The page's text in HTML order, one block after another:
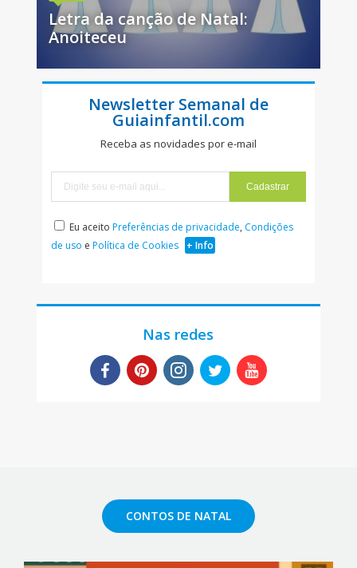
Letra da canção de Natal:
Anoiteceu
Newsletter Semanal de
Guiainfantil.com
Receba as novidades por e-mail
Eu aceitoPreferências de privacidade, Condições
de uso ePolítica de Cookies + Info
Nas redes
CONTOS DE NATAL